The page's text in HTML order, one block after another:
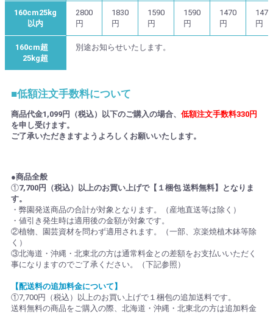
160cm25kg
以内
2800
円
1830
円
1590
円
1590
円
1470
円
1470
円
160cm超
25kg超
別途お知らせいたします。
■低額注文手数料について
商品代金1,099円（税込）以下のご購入の場合、 低額注文手数料330円
を申し受けます。
ご了承いただきますようよろしくお願いいたします。
●商品全般
①7,700円（税込）以上のお買い上げで【１梱包 送料無料】となりま
す。
・弊園発送商品の合計が対象となります。（産地直送等は除く）
・値引き発生時は適用後の金額が対象です。
②植物、園芸資材を問わず適用されます。（一部、京楽焼植木鉢等除
く）
③北海道・沖縄・北東北の方は通常料金との差額をお支払いいただく
事になりますのでご了承ください。（下記参照）
【配送料の追加料金について】
①7,700円（税込）以上のお買い上げで１梱包の追加送料です。
送料無料の商品をご購入の際、北海道・沖縄・北東北の方は追加料金